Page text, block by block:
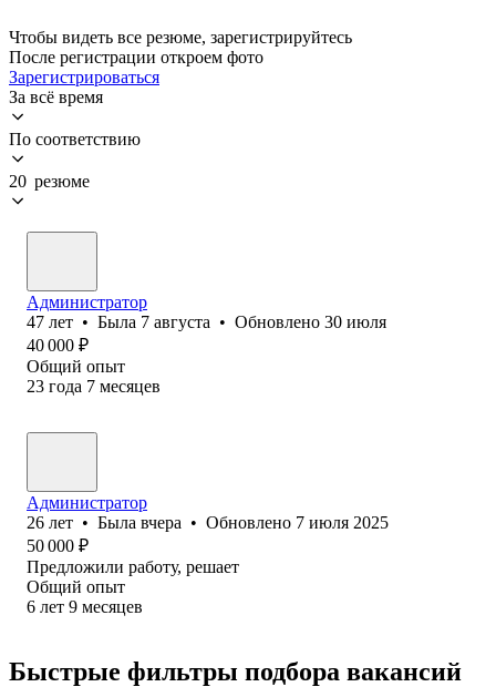
Чтобы видеть все резюме, зарегистрируйтесь
После регистрации откроем фото
Зарегистрироваться
За всё время
По соответствию
20 резюме
Администратор
47 лет • Была 7 августа • Обновлено 30 июля
40 000 ₽
Общий опыт
23 года 7 месяцев
Администратор
26 лет • Была вчера • Обновлено 7 июля 2025
50 000 ₽
Предложили работу, решает
Общий опыт
6 лет 9 месяцев
Быстрые фильтры подбора вакансий